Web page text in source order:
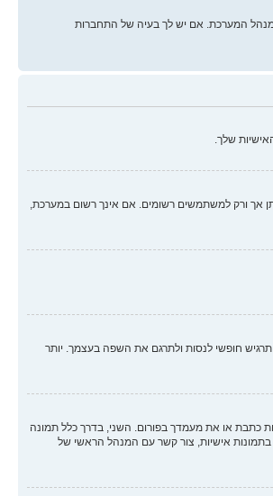
מנהל המערכת. אם יש לך בעיה של התחברות
שלך.
אך ורק למשתמשים רשומים. אם אינך רשום במערכת,
חופשי לנסות ולתרגם את השפה בעצמך. יותר
כתבת או את מעמדך בפורום. השני, בדרך כלל תמונה
בתמונות אישיות, צור קשר עם המנהל הראשי של